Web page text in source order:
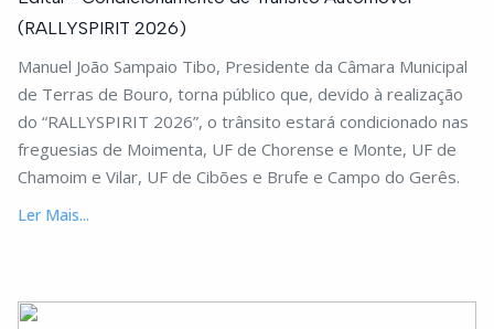
(RALLYSPIRIT 2026)
Manuel João Sampaio Tibo, Presidente da Câmara Municipal
de Terras de Bouro, torna público que, devido à realização
do “RALLYSPIRIT 2026”, o trânsito estará condicionado nas
freguesias de Moimenta, UF de Chorense e Monte, UF de
Chamoim e Vilar, UF de Cibões e Brufe e Campo do Gerês.
Ler Mais...